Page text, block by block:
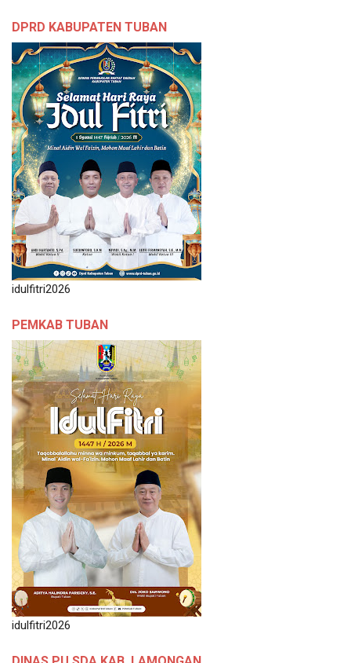
DPRD KABUPATEN TUBAN
idulfitri2026
PEMKAB TUBAN
idulfitri2026